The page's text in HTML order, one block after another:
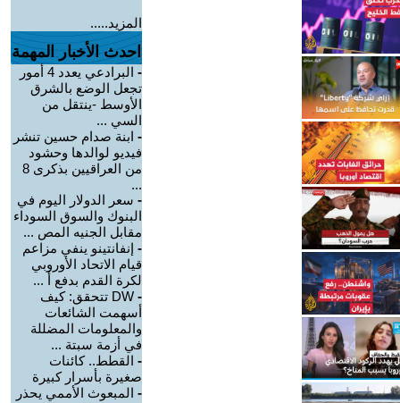
المزيد.....
احدث الأخبار المهمة
-
البرادعي يعدد 4 أمور
تجعل الوضع بالشرق
الأوسط -ينتقل من
السي ...
- ابنة صدام حسين تنشر
فيديو لوالدها وحشود
من العراقيين بذكرى 8
...
- سعر الدولار اليوم في
البنوك والسوق السوداء
مقابل الجنيه المص ...
- إنفانتينو ينفي مزاعم
قيام الاتحاد الأوروبي
لكرة القدم بدفع أ ...
-
DW تتحقق: كيف
أسهمت الشائعات
والمعلومات المضللة
في أزمة سبتة ...
- القطط.. كائنات
صغيرة بأسرار كبيرة
- المبعوث الأممي يحذر